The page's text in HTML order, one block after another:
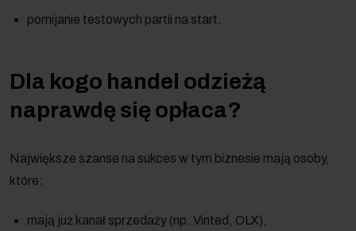
pomijanie testowych partii na start.
Dla kogo handel odzieżą
naprawdę się opłaca?
Największe szanse na sukces w tym biznesie mają osoby,
które:
mają już kanał sprzedaży (np. Vinted, OLX),